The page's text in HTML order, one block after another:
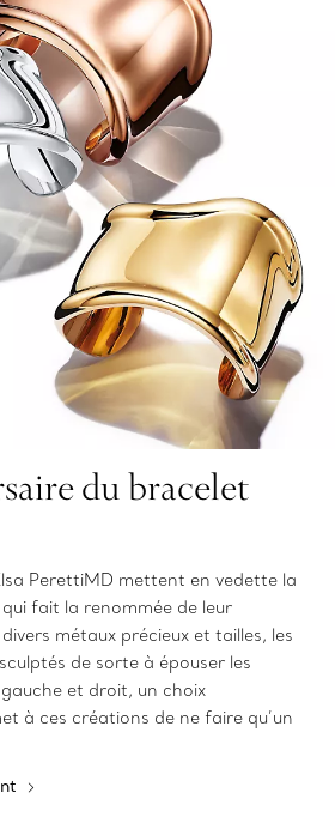
du bracelet
PerettiMD mettent en vedette la
fait la renommée de leur
métaux précieux et tailles, les
de sorte à épouser les
et droit, un choix
à ces créations de ne faire qu’un